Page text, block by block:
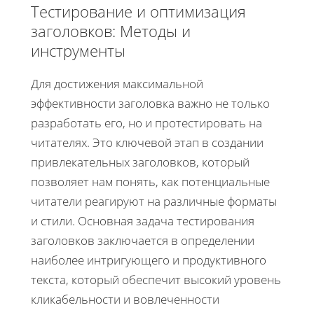
Тестирование и оптимизация
заголовков: Методы и
инструменты
Для достижения максимальной
эффективности заголовка важно не только
разработать его, но и протестировать на
читателях. Это ключевой этап в создании
привлекательных заголовков, который
позволяет нам понять, как потенциальные
читатели реагируют на различные форматы
и стили. Основная задача тестирования
заголовков заключается в определении
наиболее интригующего и продуктивного
текста, который обеспечит высокий уровень
кликабельности и вовлеченности